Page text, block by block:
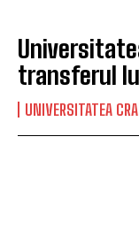
transferul
UNIVERSITATEA